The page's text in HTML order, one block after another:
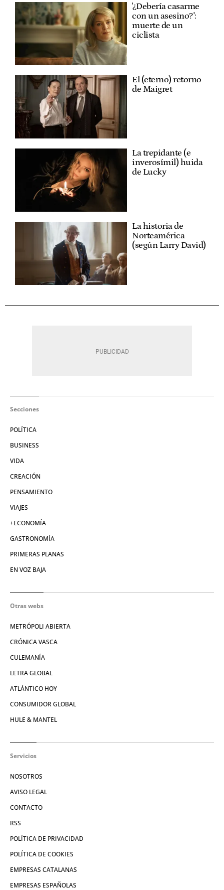
'¿Debería casarme
con un asesino?':
muerte de un
ciclista
El (eterno) retorno
de Maigret
La trepidante (e
inverosímil) huida
de Lucky
La historia de
Norteamérica
(según Larry David)
Secciones
POLÍTICA
BUSINESS
VIDA
CREACIÓN
PENSAMIENTO
VIAJES
+ECONOMÍA
GASTRONOMÍA
PRIMERAS PLANAS
EN VOZ BAJA
Otras webs
METRÓPOLI ABIERTA
CRÓNICA VASCA
CULEMANÍA
LETRA GLOBAL
ATLÁNTICO HOY
CONSUMIDOR GLOBAL
HULE & MANTEL
Servicios
NOSOTROS
AVISO LEGAL
CONTACTO
RSS
POLÍTICA DE PRIVACIDAD
POLÍTICA DE COOKIES
EMPRESAS CATALANAS
EMPRESAS ESPAÑOLAS